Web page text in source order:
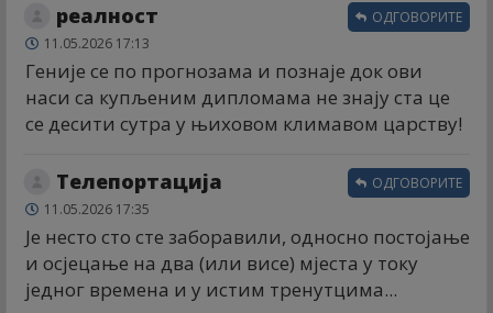
реалност
11.05.2026 17:13
Геније се по прогнозама и познаје док ови
наси са купљеним дипломама не знају ста це
се десити сутра у њиховом климавом царству!
ОДГОВОРИТЕ
Телепортација
11.05.2026 17:35
Је несто сто сте заборавили, односно постојање
и осјецање на два (или висе) мјеста у току
једног времена и у истим тренутцима...
ОДГОВОРИТЕ